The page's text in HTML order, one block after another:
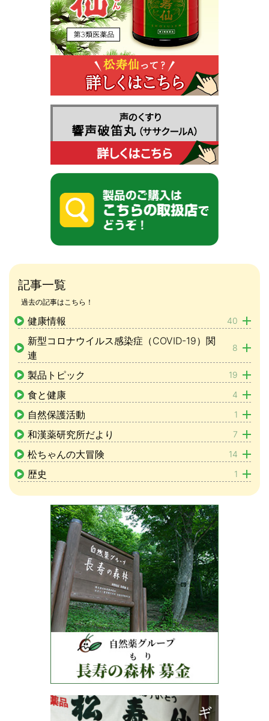
記事一覧
過去の記事はこちら！
健康情報 40
新型コロナウイルス感染症（COVID-19）関
連
8
製品トピック 19
食と健康 4
自然保護活動 1
和漢薬研究所だより 7
松ちゃんの大冒険 14
歴史 1